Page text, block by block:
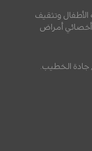
وتثقيف
أخصائي أمراض
جادة الخطيب.